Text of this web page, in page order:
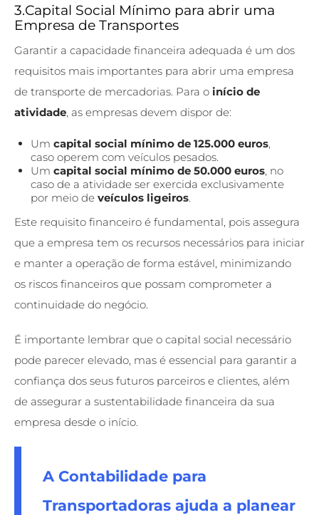
3.Capital Social Mínimo para abrir uma
Empresa de Transportes
Garantir a capacidade financeira adequada é um dos
requisitos mais importantes para abrir uma empresa
de transporte de mercadorias. Para o início de
atividade, as empresas devem dispor de:
Um capital social mínimo de 125.000 euros,
caso operem com veículos pesados.
Um capital social mínimo de 50.000 euros, no
caso de a atividade ser exercida exclusivamente
por meio de veículos ligeiros.
Este requisito financeiro é fundamental, pois assegura
que a empresa tem os recursos necessários para iniciar
e manter a operação de forma estável, minimizando
os riscos financeiros que possam comprometer a
continuidade do negócio.
É importante lembrar que o capital social necessário
pode parecer elevado, mas é essencial para garantir a
confiança dos seus futuros parceiros e clientes, além
de assegurar a sustentabilidade financeira da sua
empresa desde o início.
A Contabilidade para
Transportadoras ajuda a planear